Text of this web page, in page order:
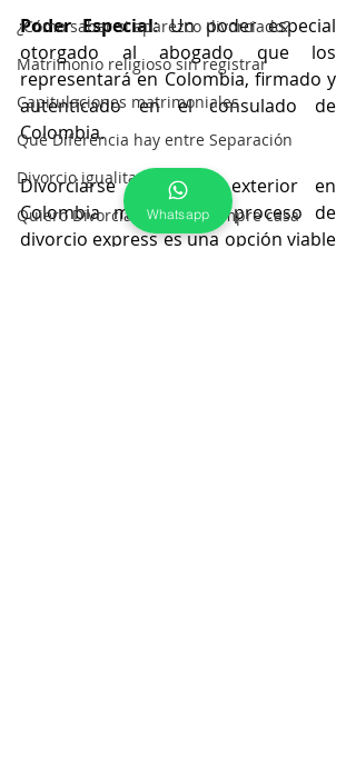
¿Cómo saber si aparezco divorciado?
Matrimonio religioso sin registrar
Capitulaciones matrimoniales
Qué Diferencia hay entre Separación
Divorcio igualitario
Quiero Divorciarme Pero compre casa
Si No Le Ponen Nota Marginal
Poder Especial: Un poder especial
otorgado al abogado que los
representará en Colombia, firmado y
autenticado en el consulado de
Colombia.
Divorciarse desde el exterior en
Colombia mediante el proceso de
divorcio express es una opción viable
Whatsapp